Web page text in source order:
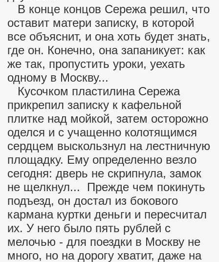
В конце концов Сережа решил, что
оставит матери записку, в которой
все объяснит, и она хоть будет знать,
где он. Конечно, она запаникует: как
же так, пропустить уроки, уехать
одному в Москву...
Кусочком пластилина Сережа
прикрепил записку к кафельной
плитке над мойкой, затем осторожно
оделся и с учащенно колотящимся
сердцем выскользнул на лестничную
площадку. Ему определенно везло
сегодня: дверь не скрипнула, замок
не щелкнул... Прежде чем покинуть
подъезд, он достал из бокового
кармана куртки деньги и пересчитал
их. У него было пять рублей с
мелочью - для поездки в Москву не
много, но на дорогу хватит, даже на